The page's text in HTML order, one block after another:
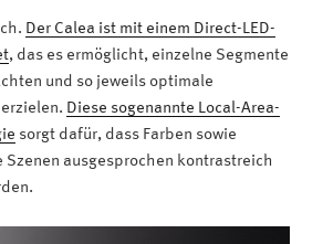
Der Calea ist mit einem Direct-LED-
, das es ermöglicht, einzelne Segmente
und so jeweils optimale
Diese sogenannte Local-Area-
sorgt dafür, dass Farben sowie
Szenen ausgesprochen kontrastreich